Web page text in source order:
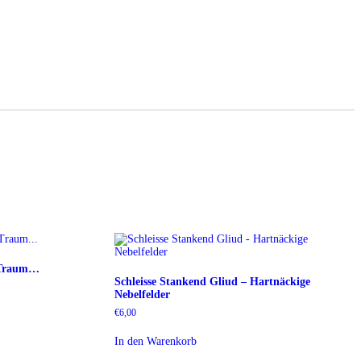
Schleisse Stankend Gliud – Hartnäckige
Nebelfelder
€6,00
In den Warenkorb